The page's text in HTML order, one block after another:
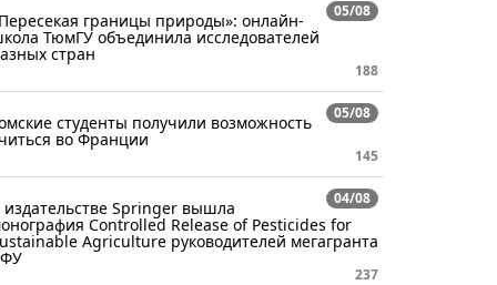
05/08
границы природы»: онлайн-
ТюмГУ объединила исследователей
стран
188
05/08
студенты получили возможность
во Франции
145
04/08
издательстве Springer вышла
Controlled Release of Pesticides for
Agriculture руководителей мегагранта
237